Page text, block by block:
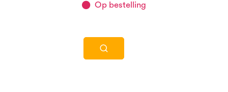
Op bestelling